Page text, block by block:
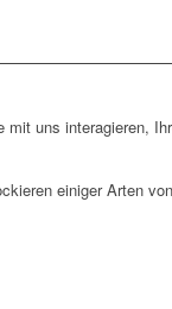
uns interagieren,
einiger Arten